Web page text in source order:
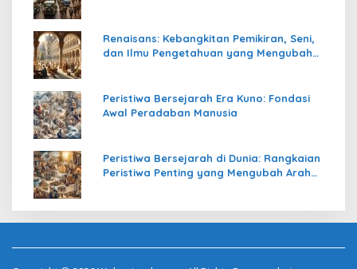
Renaisans: Kebangkitan Pemikiran, Seni,
dan Ilmu Pengetahuan yang Mengubah
Peristiwa Bersejarah Era Kuno: Fondasi
Awal Peradaban Manusia
Peristiwa Bersejarah di Dunia: Rangkaian
Peristiwa Penting yang Mengubah Arah